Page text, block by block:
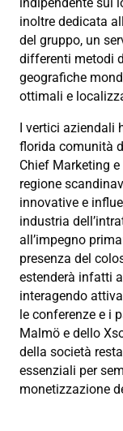
inoltre dedicata
del gruppo, un
differenti metodi
geografiche
ottimali e
I vertici aziendali
florida comunità
Chief Marketing
regione
innovative e
industria
all’impegno
presenza del
estenderà infatti
interagendo
le conferenze e i
Malmö e dello
della società
essenziali per
monetizzazione